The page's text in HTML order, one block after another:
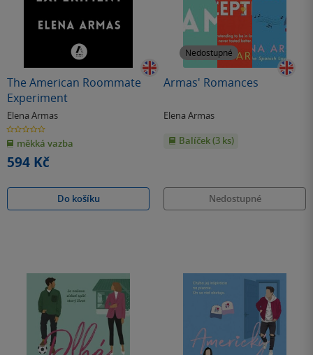
The American Roommate
Experiment
Elena Armas
0.0
z
5
hvězdiček
měkká vazba
594 Kč
Do košíku
Nedostupné
Armas' Romances
Elena Armas
Balíček (3 ks)
Nedostupné